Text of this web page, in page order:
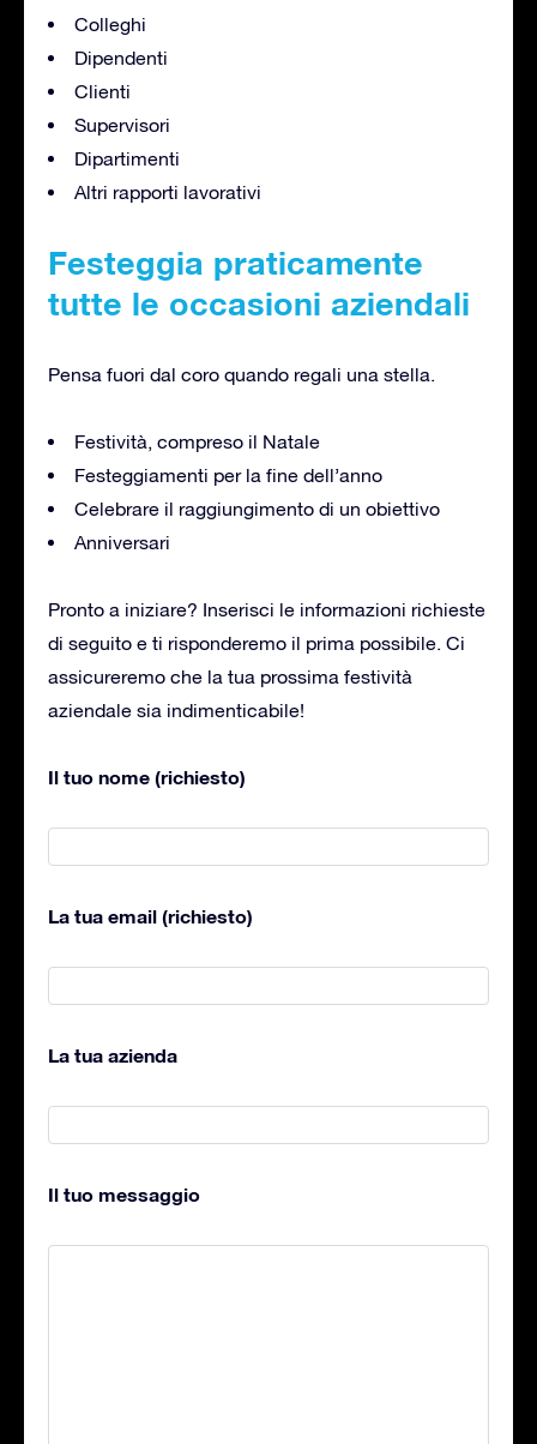
Colleghi
Dipendenti
Clienti
Supervisori
Dipartimenti
Altri rapporti lavorativi
Festeggia praticamente
tutte le occasioni aziendali
Pensa fuori dal coro quando regali una stella.
Festività, compreso il Natale
Festeggiamenti per la fine dell’anno
Celebrare il raggiungimento di un obiettivo
Anniversari
Pronto a iniziare? Inserisci le informazioni richieste
di seguito e ti risponderemo il prima possibile. Ci
assicureremo che la tua prossima festività
aziendale sia indimenticabile!
Il tuo nome (richiesto)
La tua email (richiesto)
La tua azienda
Il tuo messaggio